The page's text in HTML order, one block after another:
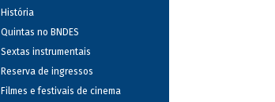
História
Quintas no BNDES
Sextas instrumentais
Reserva de ingressos
Filmes e festivais de cinema